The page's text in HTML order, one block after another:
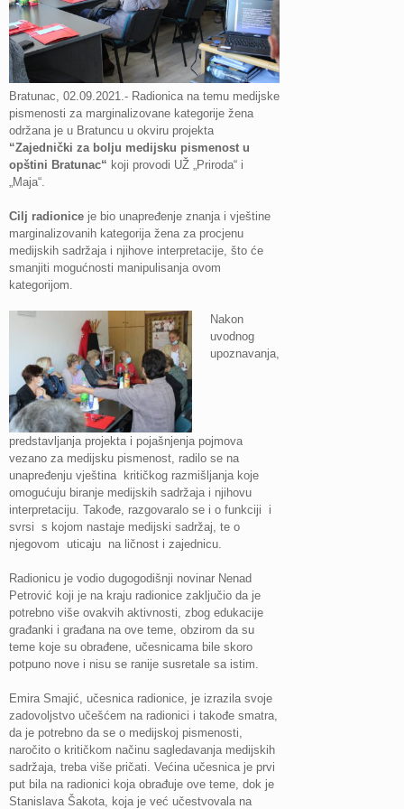
Bratunac, 02.09.2021.- Radionica na temu medijske
pismenosti za marginalizovane kategorije žena
održana je u Bratuncu u okviru projekta
“Zajednički za bolju medijsku pismenost u
opštini Bratunac“ koji provodi UŽ „Priroda“ i
„Maja“.
Cilj radionice je bio unapređenje znanja i vještine
marginalizovanih kategorija žena za procjenu
medijskih sadržaja i njihove interpretacije, što će
smanjiti mogućnosti manipulisanja ovom
kategorijom.
Nakon
uvodnog
upoznavanja,
predstavljanja projekta i pojašnjenja pojmova
vezano za medijsku pismenost, radilo se na
unapređenju vještina kritičkog razmišljanja koje
omogućuju biranje medijskih sadržaja i njihovu
interpretaciju. Takođe, razgovaralo se i o funkciji i
svrsi s kojom nastaje medijski sadržaj, te o
njegovom uticaju na ličnost i zajednicu.
Radionicu je vodio dugogodišnji novinar Nenad
Petrović koji je na kraju radionice zaključio da je
potrebno više ovakvih aktivnosti, zbog edukacije
građanki i građana na ove teme, obzirom da su
teme koje su obrađene, učesnicama bile skoro
potpuno nove i nisu se ranije susretale sa istim.
Emira Smajić, učesnica radionice, je izrazila svoje
zadovoljstvo učešćem na radionici i takođe smatra,
da je potrebno da se o medijskoj pismenosti,
naročito o kritičkom načinu sagledavanja medijskih
sadržaja, treba više pričati. Većina učesnica je prvi
put bila na radionici koja obrađuje ove teme, dok je
Stanislava Šakota, koja je već učestvovala na